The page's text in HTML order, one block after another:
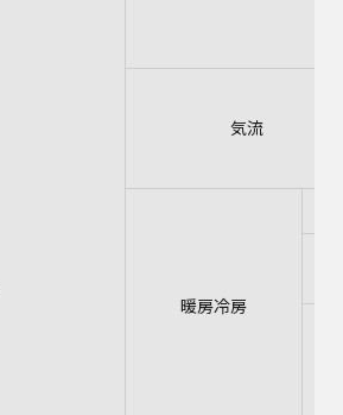
気流
暖房冷房